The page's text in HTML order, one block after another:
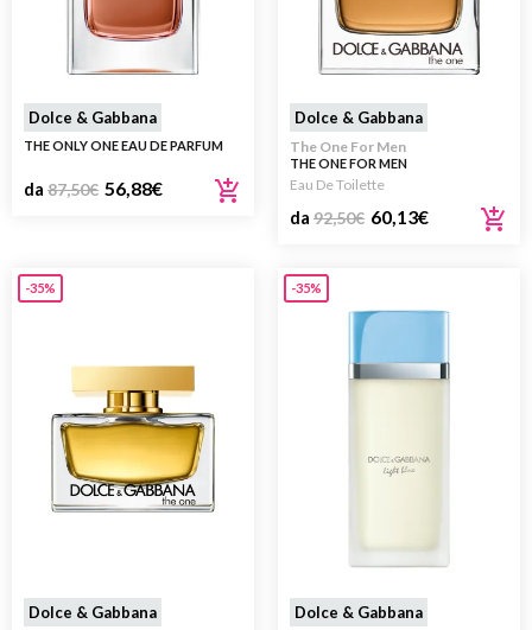
Dolce & Gabbana
THE ONLY ONE EAU DE PARFUM
da 87,50€ 56,88€
Dolce & Gabbana
The One For Men
THE ONE FOR MEN
Eau De Toilette
da 92,50€ 60,13€
-35%
Dolce & Gabbana
-35%
Dolce & Gabbana